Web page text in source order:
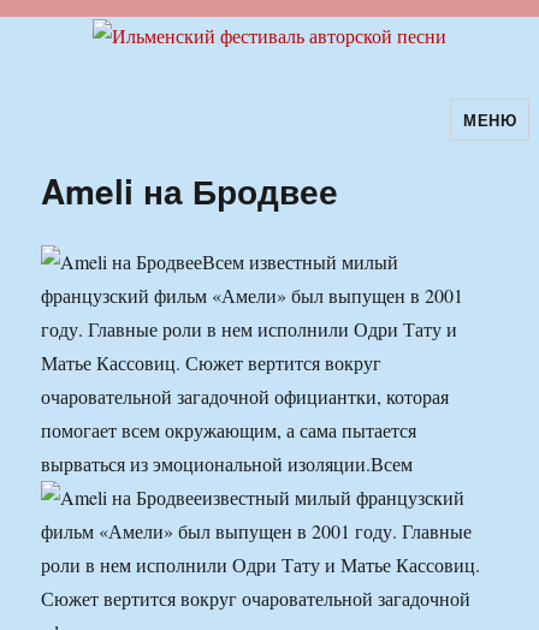
Ильменский фестиваль авторской
песни
МЕНЮ
Ameli на Бродвее
Всем известный милый
французский фильм «Амели» был выпущен в 2001
году. Главные роли в нем исполнили Одри Тату и
Матье Кассовиц. Сюжет вертится вокруг
очаровательной загадочной официантки, которая
помогает всем окружающим, а сама пытается
вырваться из эмоциональной изоляции.Всем
известный милый французский
фильм «Амели» был выпущен в 2001 году. Главные
роли в нем исполнили Одри Тату и Матье Кассовиц.
Сюжет вертится вокруг очаровательной загадочной